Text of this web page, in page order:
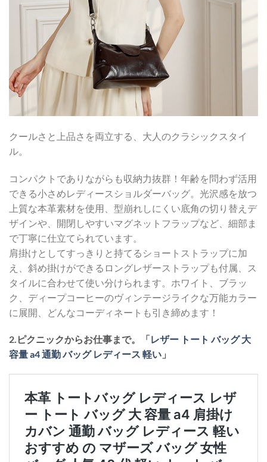
クールさと上品さを両立する、大人のクラシックスタイ
ル。
コンパクトでありながらも収納力抜群！年齢を問わず活用
できる小さめレディースショルダーバッグ。光沢感を放つ
上質な本革素材を使用、型崩れしにくい底角の切り替えデ
ザインや、開閉しやすいマグネットフラップなど、細部ま
で丁寧に仕立てられています。
肩掛けとしてすっきりと持てるショートストラップに加
え、斜め掛けができるロングレザーストラップも付属、ス
タイルに合わせて使い分けられます。ホワイト、ブラッ
ク、ディープコーヒーのヴィンテージライクな万能カラー
に展開、どんなコーディネートも引き締めます！
2.ピクニックからお仕事まで。「レザー トート バッグ 大
容量 a4 通勤 バッグ レディース 軽い 」